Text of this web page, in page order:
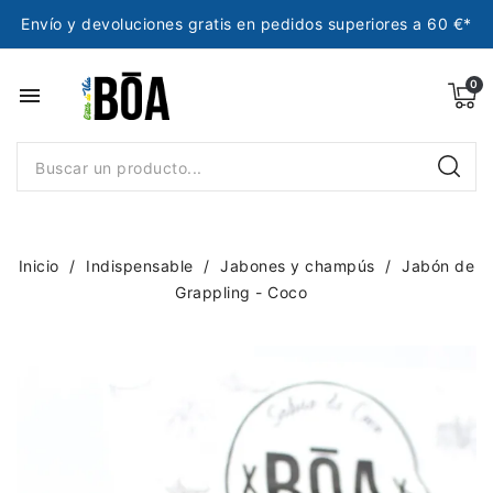
Envío y devoluciones gratis en pedidos superiores a 60 €*
menu
Inicio Indispensable Jabones y champús
Jabón de
Grappling - Coco